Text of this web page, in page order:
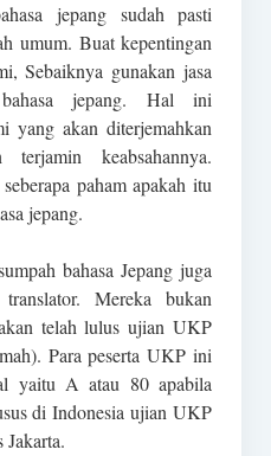
jepang sudah pasti
umum. Buat kepentingan
Sebaiknya gunakan jasa
bahasa jepang. Hal ini
yang akan diterjemahkan
keabsahannya.
paham apakah itu
jepang.
bahasa Jepang juga
Mereka bukan
telah lulus ujian UKP
Para peserta UKP ini
yaitu A atau 80 apabila
di Indonesia ujian UKP